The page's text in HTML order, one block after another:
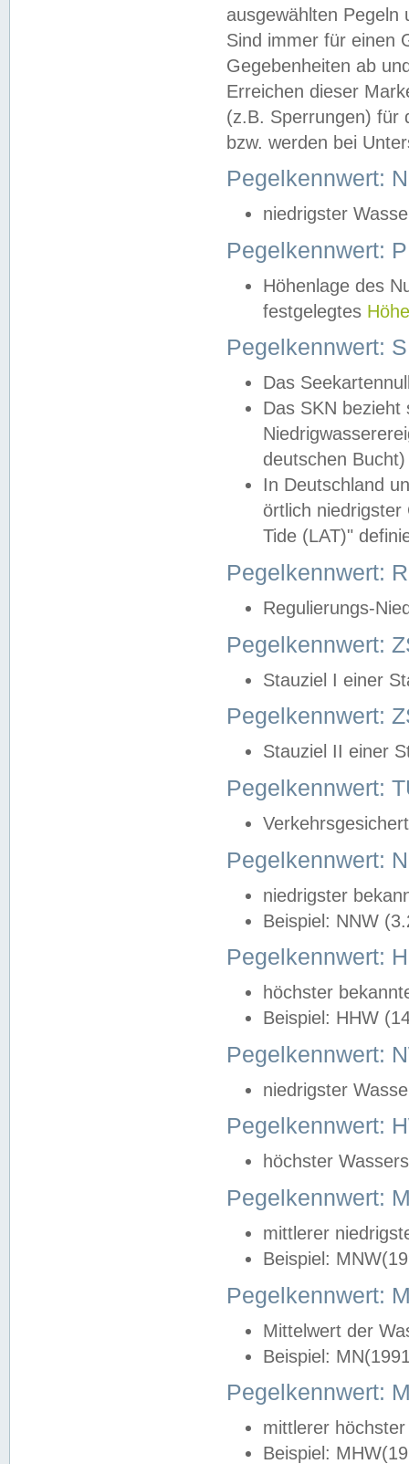
ausgewählten
Sind immer für einen
Gegebenheiten ab
Erreichen dieser
(z.B. Sperrungen) für
bzw. werden bei
Pegelkennwert:
niedrigster
Pegelkennwert:
Höhenlage des
festgelegtes
Pegelkennwert:
Das
Das SKN
deutschen
In Deutschland
örtlich
Tide (LAT)"
Pegelkennwert:
Regulierungs-
Pegelkennwert:
Stauziel I einer
Pegelkennwert:
Stauziel II einer
Pegelkennwert:
Pegelkennwert:
niedrigster
Beispiel: NNW
Pegelkennwert:
höchster
Beispiel: HHW
Pegelkennwert:
niedrigster
Pegelkennwert:
höchster
Pegelkennwert:
mittlerer
Beispiel:
Pegelkennwert:
Mittelwert der
Beispiel:
Pegelkennwert:
mittlerer
Beispiel: